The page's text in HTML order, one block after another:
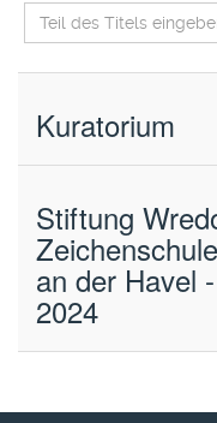
Teil
des
Kuratorium
Stiftung
an der Havel
2024